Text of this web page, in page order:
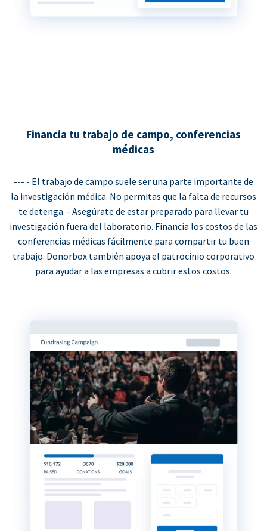
Financia tu trabajo de campo, conferencias
médicas
--- - El trabajo de campo suele ser una parte importante de
la investigación médica. No permitas que la falta de recursos
te detenga. - Asegúrate de estar preparado para llevar tu
investigación fuera del laboratorio. Financia los costos de las
conferencias médicas fácilmente para compartir tu buen
trabajo. Donorbox también apoya el patrocinio corporativo
para ayudar a las empresas a cubrir estos costos.